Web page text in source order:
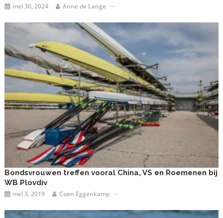
mei 30, 2024 Anne de Lange
Bondsvrouwen treffen vooral China, VS en Roemenen bij
WB Plovdiv
mei 3, 2019 Coen Eggenkamp